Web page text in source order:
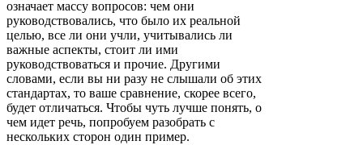
означает массу вопросов: чем они
руководствовались, что было их реальной
целью, все ли они учли, учитывались ли
важные аспекты, стоит ли ими
руководствоваться и прочие. Другими
словами, если вы ни разу не слышали об этих
стандартах, то ваше сравнение, скорее всего,
будет отличаться. Чтобы чуть лучше понять, о
чем идет речь, попробуем разобрать с
нескольких сторон один пример.